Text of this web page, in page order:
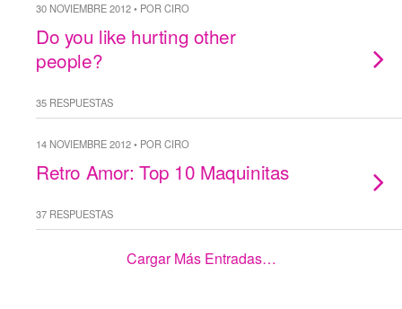
30 NOVIEMBRE 2012 • POR CIRO
Do you like hurting other
people?
35 RESPUESTAS
14 NOVIEMBRE 2012 • POR CIRO
Retro Amor: Top 10 Maquinitas
37 RESPUESTAS
Cargar Más Entradas…